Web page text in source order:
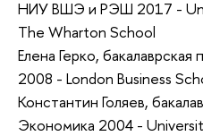
НИУ ВШЭ и РЭШ 2017 -
The Wharton School
Елена Герко,
2008 - London Business
Константин Голяев,
Экономика 2004 -